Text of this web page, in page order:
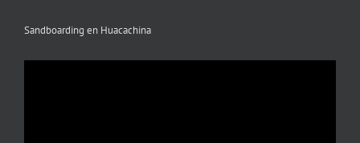
Sandboarding en Huacachina